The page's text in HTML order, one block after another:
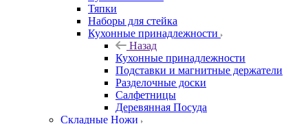
Тяпки
Наборы для стейка
Кухонные принадлежности
Назад
Кухонные принадлежности
Подставки и магнитные держатели
Разделочные доски
Салфетницы
Деревянная Посуда
Складные Ножи